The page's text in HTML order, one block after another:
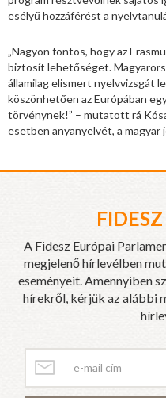
esélyű hozzáférést a
„Nagyon fontos, hogy az
biztosít lehetőséget.
államilag elismert nyelvvizsgát
köszönhetően az Európában
törvénynek!” – mutatott rá
esetben anyanyelvét, a magyar
A Fidesz Európai
megjelenő hírlevélben
eseményeit. Amennyiben
hírekről, kérjük az alábbi